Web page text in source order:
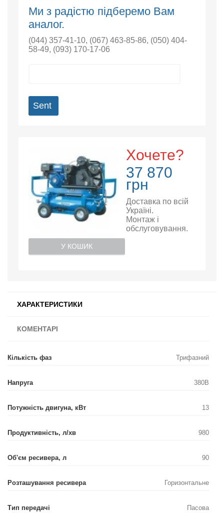
Ми з радістю підберемо Вам
аналог.
(044) 357-41-10, (067) 463-85-86, (050) 404-
58-49, (093) 170-17-06
Sent
Хочете?
37 870
грн
Доставка по всій
Україні.
Монтаж і
обслуговування.
У КОШИК
ХАРАКТЕРИСТИКИ
КОМЕНТАРІ
Кількість фаз Трифазний
Напруга 380В
Потужність двигуна, кВт 13
Продуктивність, л/хв 980
Об'єм ресивера, л 90
Розташування ресивера Горизонтальне
Тип передачі Пасова